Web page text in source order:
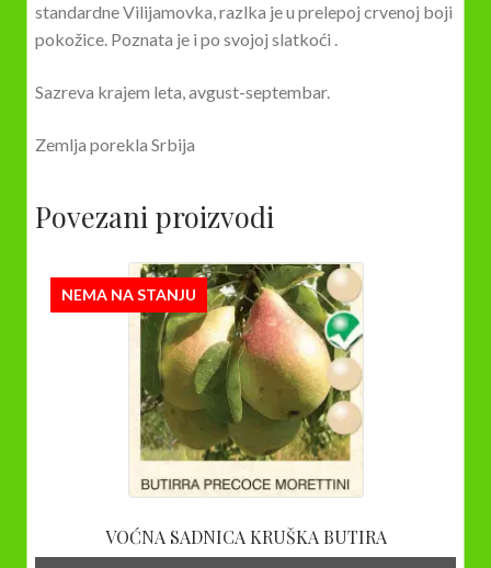
standardne Vilijamovka, razlka je u prelepoj crvenoj boji
pokožice. Poznata je i po svojoj slatkoći .
Sazreva krajem leta, avgust-septembar.
Zemlja porekla Srbija
Povezani proizvodi
NEMA NA STANJU
VOĆNA SADNICA KRUŠKA BUTIRA